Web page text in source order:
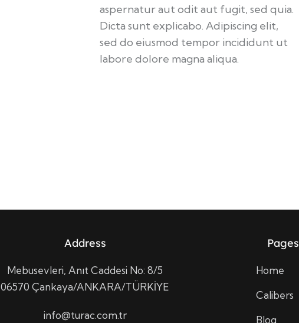
aspernatur aut odit aut fugit, sed quia.
Dicta sunt explicabo. Adipiscing elit,
sed do eiusmod tempor incididunt ut
labore dolore magna aliqua.
Address
Mebusevleri, Anıt Caddesi No: 8/5
06570 Çankaya/ANKARA/TÜRKİYE
info@turac.com.tr
Pages
Home
Calibers
Blog